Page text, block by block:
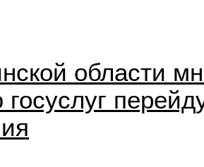
области
госуслуг